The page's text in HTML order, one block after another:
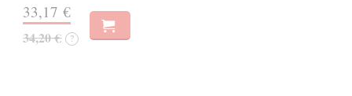
33,17 €
34,20 € ?